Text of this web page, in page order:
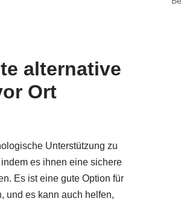
alternative
Ort
Unterstützung zu
es ihnen eine sichere
Es ist eine gute Option für
und es kann auch helfen,